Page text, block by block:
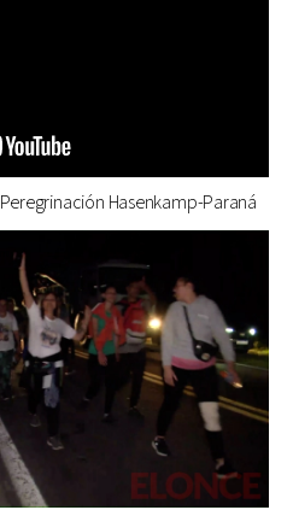
Peregrinación Hasenkamp-Paraná